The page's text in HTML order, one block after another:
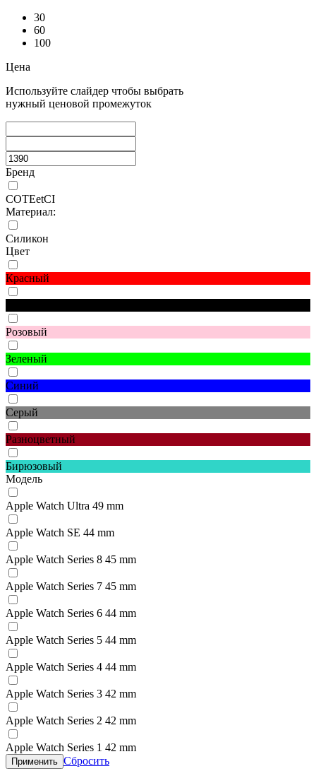
30
60
100
Цена
Используйте слайдер чтобы выбрать
нужный ценовой промежуток
Бренд
COTEetCI
Материал:
Силикон
Цвет
Красный
Розовый
Зеленый
Синий
Серый
Разноцветный
Бирюзовый
Модель
Apple Watch Ultra 49 mm
Apple Watch SE 44 mm
Apple Watch Series 8 45 mm
Apple Watch Series 7 45 mm
Apple Watch Series 6 44 mm
Apple Watch Series 5 44 mm
Apple Watch Series 4 44 mm
Apple Watch Series 3 42 mm
Apple Watch Series 2 42 mm
Apple Watch Series 1 42 mm
Применить Сбросить